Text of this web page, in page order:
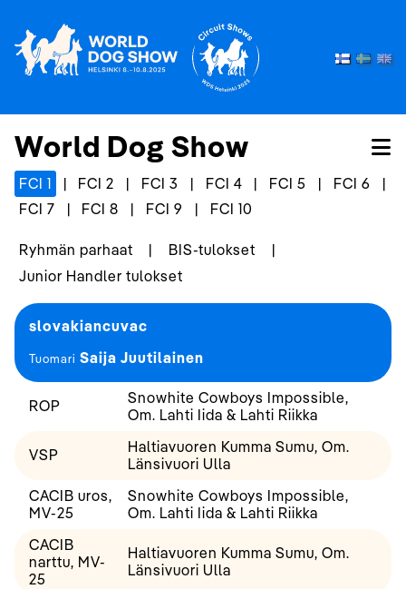
World Dog Show
FCI 1 | FCI 2 | FCI 3 | FCI 4 | FCI 5 | FCI 6
|
FCI 7
| FCI 8 | FCI 9 | FCI 10
Ryhmän parhaat | BIS-tulokset
|
Junior Handler tulokset
slovakiancuvac
Tuomari Saija Juutilainen
ROP
Snowhite Cowboys Impossible,
Om. Lahti Iida & Lahti Riikka
VSP
Haltiavuoren Kumma Sumu, Om.
Länsivuori Ulla
CACIB uros,
MV-25
Snowhite Cowboys Impossible,
Om. Lahti Iida & Lahti Riikka
CACIB
narttu, MV-
25
Haltiavuoren Kumma Sumu, Om.
Länsivuori Ulla